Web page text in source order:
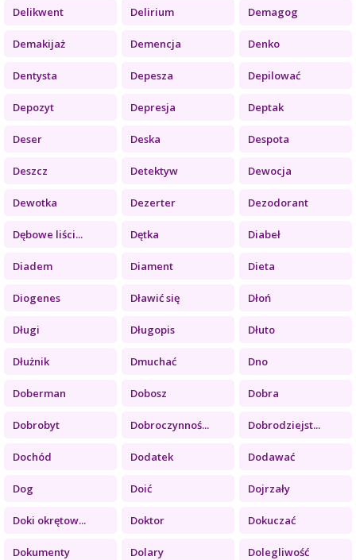
Delikwent Delirium Demagog
Demakijaż Demencja Denko
Dentysta Depesza Depilować
Depozyt Depresja Deptak
Deser Deska Despota
Deszcz Detektyw Dewocja
Dewotka Dezerter Dezodorant
Dębowe liści... Dętka Diabeł
Diadem Diament Dieta
Diogenes Dławić się Dłoń
Długi Długopis Dłuto
Dłużnik Dmuchać Dno
Doberman Dobosz Dobra
Dobrobyt Dobroczynnoś... Dobrodziejst...
Dochód Dodatek Dodawać
Dog Doić Dojrzały
Doki okrętow... Doktor Dokuczać
Dokumenty Dolary Dolegliwość